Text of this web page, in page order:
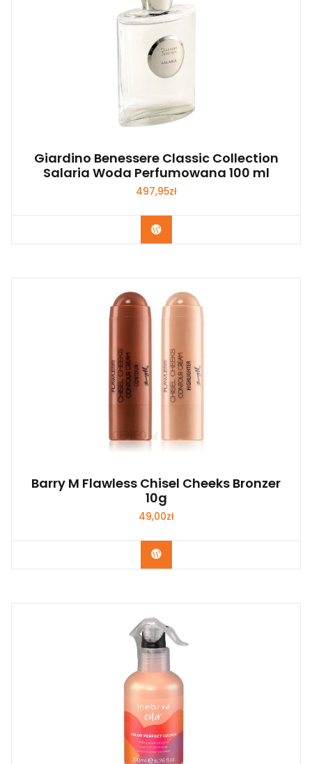
Giardino Benessere Classic Collection
Salaria Woda Perfumowana 100 ml
497,95zł
Zobacz
Barry M Flawless Chisel Cheeks Bronzer
10g
49,00zł
Zobacz